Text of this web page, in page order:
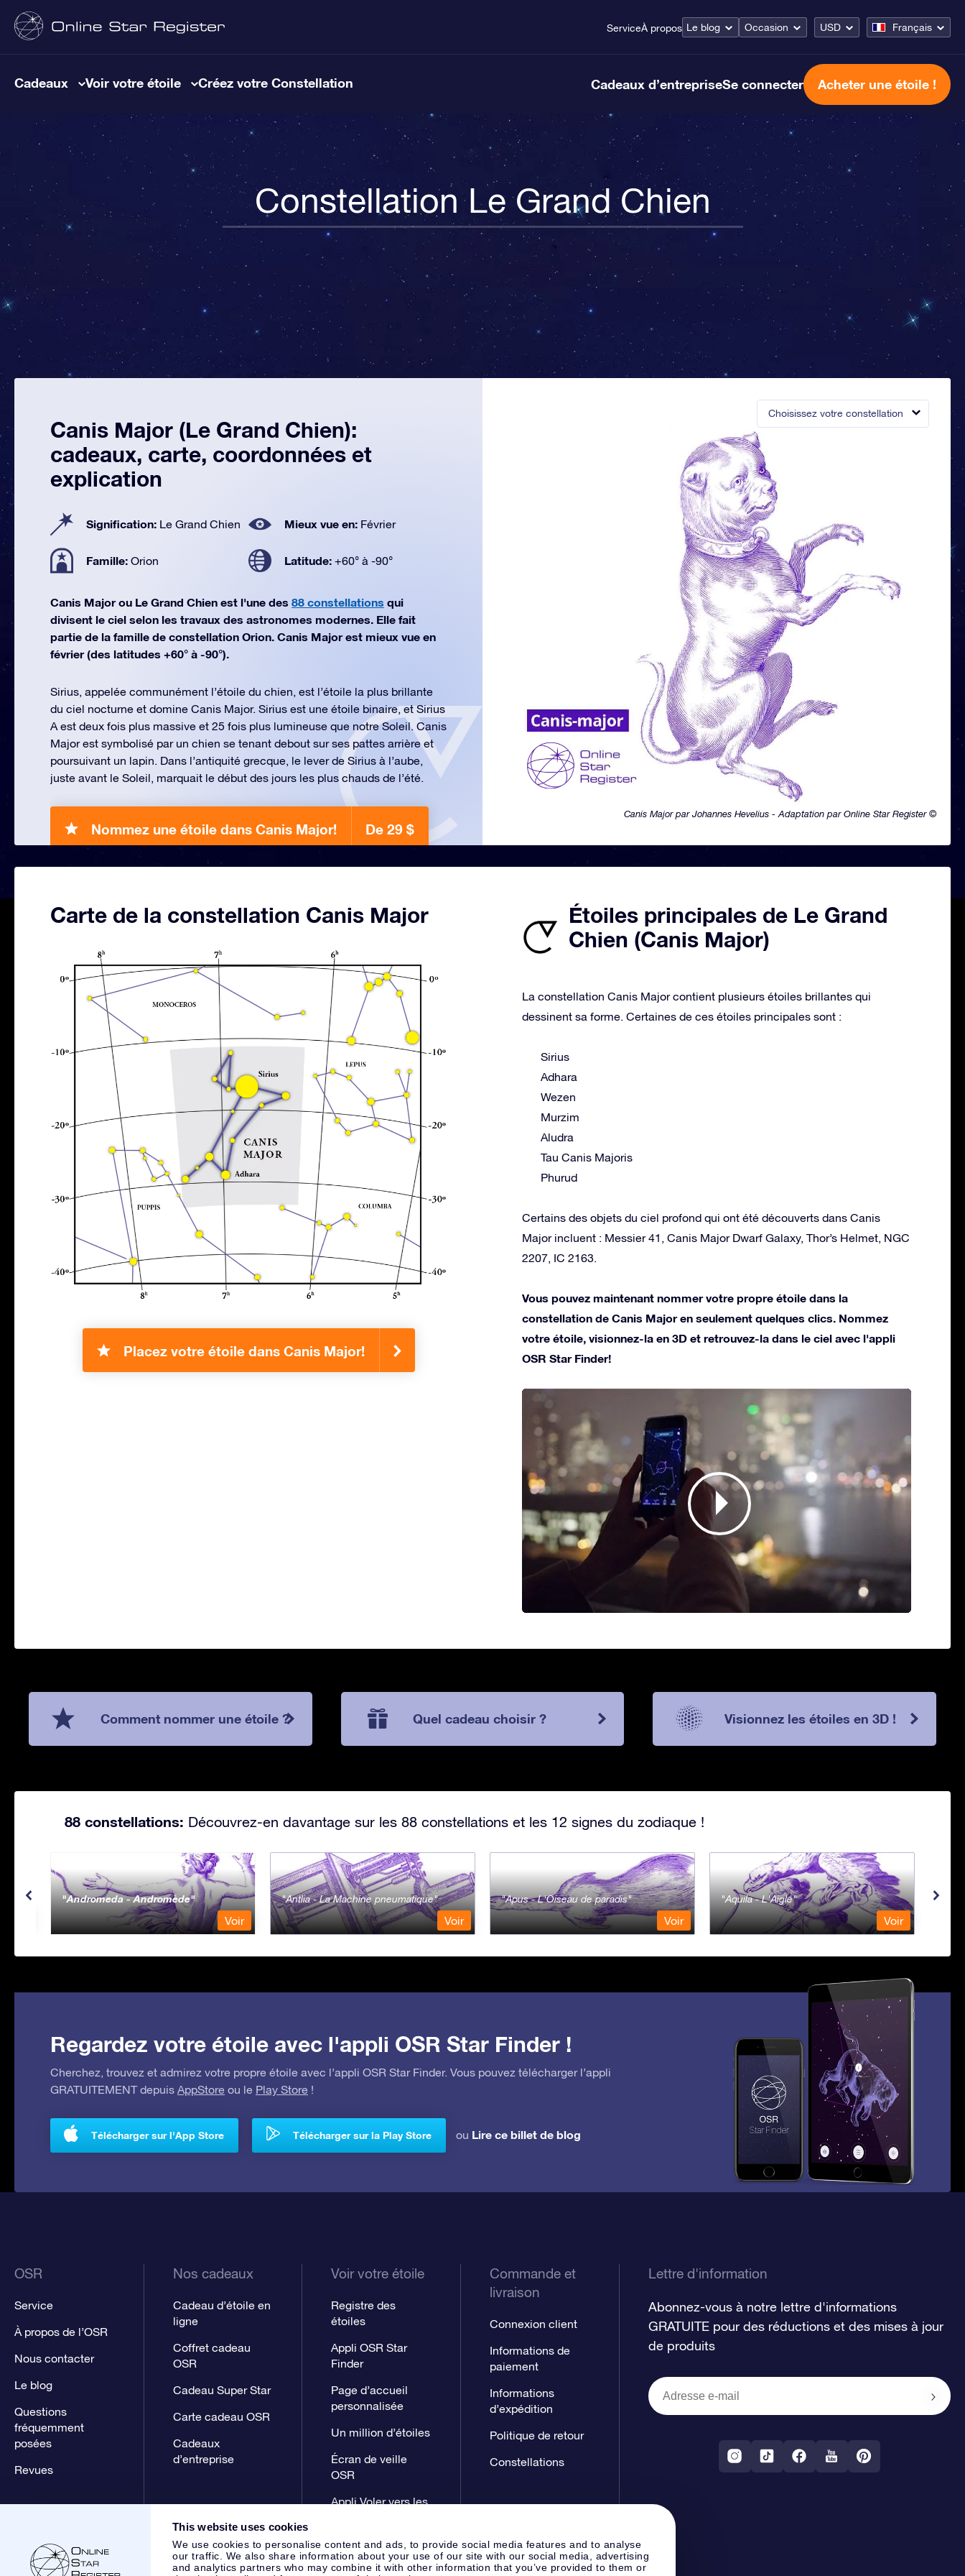
This website uses cookies
We use cookies to personalise content and ads, to provide social media features and to analyse
our traffic. We also share information about your use of our site with our social media, advertising
and analytics partners who may combine it with other information that you’ve provided to them or
ServiceÀ propos Le blog Occasion USD Français
Cadeaux Voir votre étoile Créez votre Constellation Cadeaux d’entrepriseSe connecter Acheter une étoile !
Constellation Le Grand Chien
Choisissez votre constellation
Canis Major par Johannes Hevelius - Adaptation par Online Star Register ©
Canis Major (Le Grand Chien):
cadeaux, carte, coordonnées et
explication
Signification: Le Grand Chien Mieux vue en: Février
Famille: Orion Latitude: +60° à -90°
Canis Major ou Le Grand Chien est l'une des 88 constellations qui
divisent le ciel selon les travaux des astronomes modernes. Elle fait
partie de la famille de constellation Orion. Canis Major est mieux vue en
février (des latitudes +60° à -90°).
Sirius, appelée communément l’étoile du chien, est l’étoile la plus brillante
du ciel nocturne et domine Canis Major. Sirius est une étoile binaire, et Sirius
A est deux fois plus massive et 25 fois plus lumineuse que notre Soleil. Canis
Major est symbolisé par un chien se tenant debout sur ses pattes arrière et
poursuivant un lapin. Dans l’antiquité grecque, le lever de Sirius à l’aube,
juste avant le Soleil, marquait le début des jours les plus chauds de l’été.
Nommez une étoile dans Canis Major! De 29 $
Carte de la constellation Canis Major
Placez votre étoile dans Canis Major!
Étoiles principales de Le Grand
Chien (Canis Major)
La constellation Canis Major contient plusieurs étoiles brillantes qui
dessinent sa forme. Certaines de ces étoiles principales sont :
Sirius
Adhara
Wezen
Murzim
Aludra
Tau Canis Majoris
Phurud
Certains des objets du ciel profond qui ont été découverts dans Canis
Major incluent : Messier 41, Canis Major Dwarf Galaxy, Thor’s Helmet, NGC
2207, IC 2163.
Vous pouvez maintenant nommer votre propre étoile dans la
constellation de Canis Major en seulement quelques clics. Nommez
votre étoile, visionnez-la en 3D et retrouvez-la dans le ciel avec l'appli
OSR Star Finder!
Comment nommer une étoile ? Quel cadeau choisir ? Visionnez les étoiles en 3D !
88 constellations: Découvrez-en davantage sur les 88 constellations et les 12 signes du zodiaque !
Andromeda - Andromède
Voir
Antlia - La Machine pneumatique
Voir
Apus - L'Oiseau de paradis
Voir
Aquila - L'Aigle
Voir
Regardez votre étoile avec l'appli OSR Star Finder !
Cherchez, trouvez et admirez votre propre étoile avec l’appli OSR Star Finder. Vous pouvez télécharger l’appli
GRATUITEMENT depuis AppStore ou le Play Store !
Télécharger sur l'App Store Télécharger sur la Play Store ou Lire ce billet de blog
OSR
Service
À propos de l’OSR
Nous contacter
Le blog
Questions
fréquemment
posées
Revues
Nos cadeaux
Cadeau d’étoile en
ligne
Coffret cadeau
OSR
Cadeau Super Star
Carte cadeau OSR
Cadeaux
d’entreprise
Voir votre étoile
Registre des
étoiles
Appli OSR Star
Finder
Page d’accueil
personnalisée
Un million d’étoiles
Écran de veille
OSR
Appli Voler vers les
Commande et
livraison
Connexion client
Informations de
paiement
Informations
d’expédition
Politique de retour
Constellations
Lettre d'information
Abonnez-vous à notre lettre d'informations
GRATUITE pour des réductions et des mises à jour
de produits